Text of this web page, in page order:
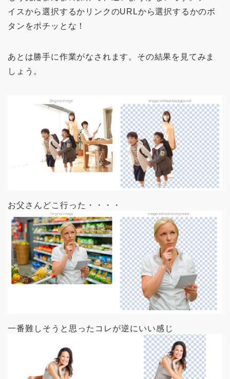
イスから選択するかリンクのURLから選択するかのボ
タンをポチッとな！
あとは勝手に作業がなされます。その結果を見てみま
しょう。
お父さんどこ行った・・・・
一番難しそうと思ったコレが逆にいい感じ